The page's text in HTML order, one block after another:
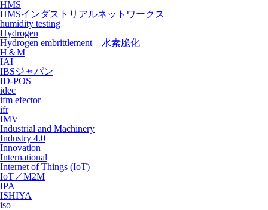
HMS
HMSインダストリアルネットワークス
humidity testing
Hydrogen
Hydrogen embrittlement 水素脆化
H＆M
IAI
IBSジャパン
ID-POS
idec
ifm efector
ifr
IMV
Industrial and Machinery
Industry 4.0
Innovation
International
Internet of Things (IoT)
IoT／M2M
IPA
ISHIYA
iso